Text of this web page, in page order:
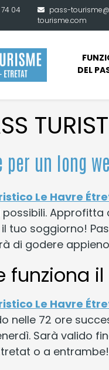
04
pass-
tourisme.com
DEL
per un long
Le Havre
possibili.
tuo soggiorno!
di godere
funziona
Le Havre
nelle 72 ore
Sarà valido
o a entrambe!